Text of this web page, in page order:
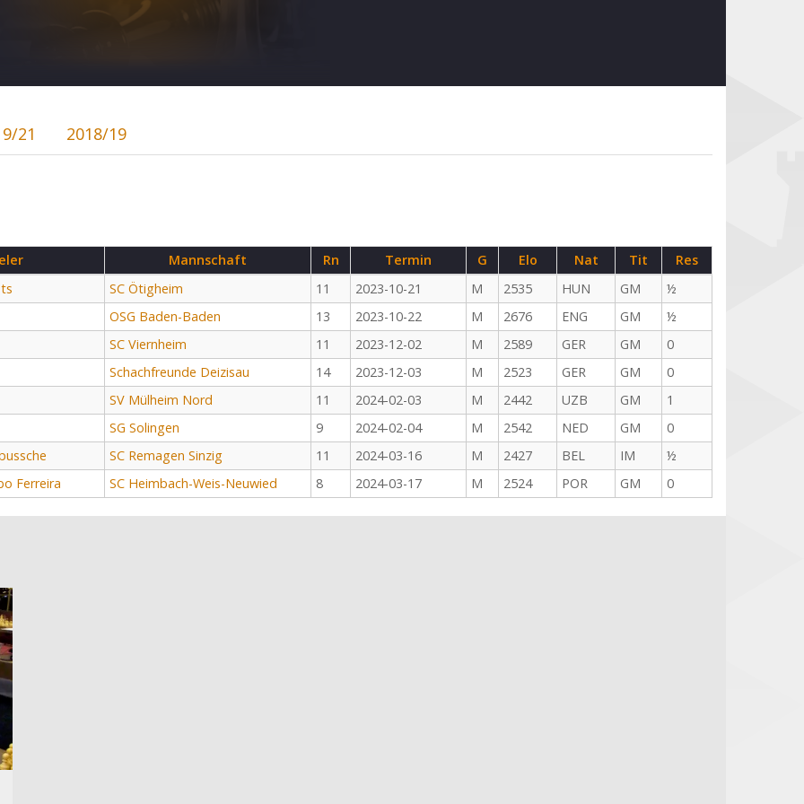
21 2018/19
Mannschaft Rn Termin G Elo Nat Tit
Res
SC Ötigheim 11 2023-10-21 M 2535 HUN GM
½
OSG Baden-Baden
13 2023-10-22 M 2676 ENG GM
½
SC Viernheim
11 2023-12-02 M 2589 GER GM
0
Schachfreunde Deizisau
14 2023-12-03 M 2523 GER GM
0
SV Mülheim Nord
11 2024-02-03 M 2442 UZB GM
1
SG Solingen
9 2024-02-04 M 2542 NED GM
0
SC Remagen Sinzig 11 2024-03-16 M 2427 BEL IM
½
Ferreira
SC Heimbach-Weis-Neuwied 8 2024-03-17 M 2524 POR GM 0